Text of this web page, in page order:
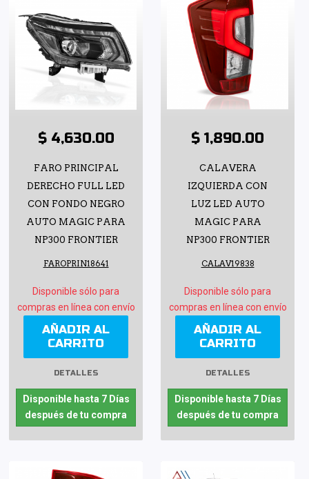
$ 4,630.00
FARO PRINCIPAL
DERECHO FULL LED
CON FONDO NEGRO
AUTO MAGIC PARA
NP300 FRONTIER
FAROPRIN18641
Disponible sólo para
compras en línea con envío
AÑADIR AL
CARRITO
DETALLES
Disponible hasta 7 Días
después de tu compra
$ 1,890.00
CALAVERA
IZQUIERDA CON
LUZ LED AUTO
MAGIC PARA
NP300 FRONTIER
CALAV19838
Disponible sólo para
compras en línea con envío
AÑADIR AL
CARRITO
DETALLES
Disponible hasta 7 Días
después de tu compra